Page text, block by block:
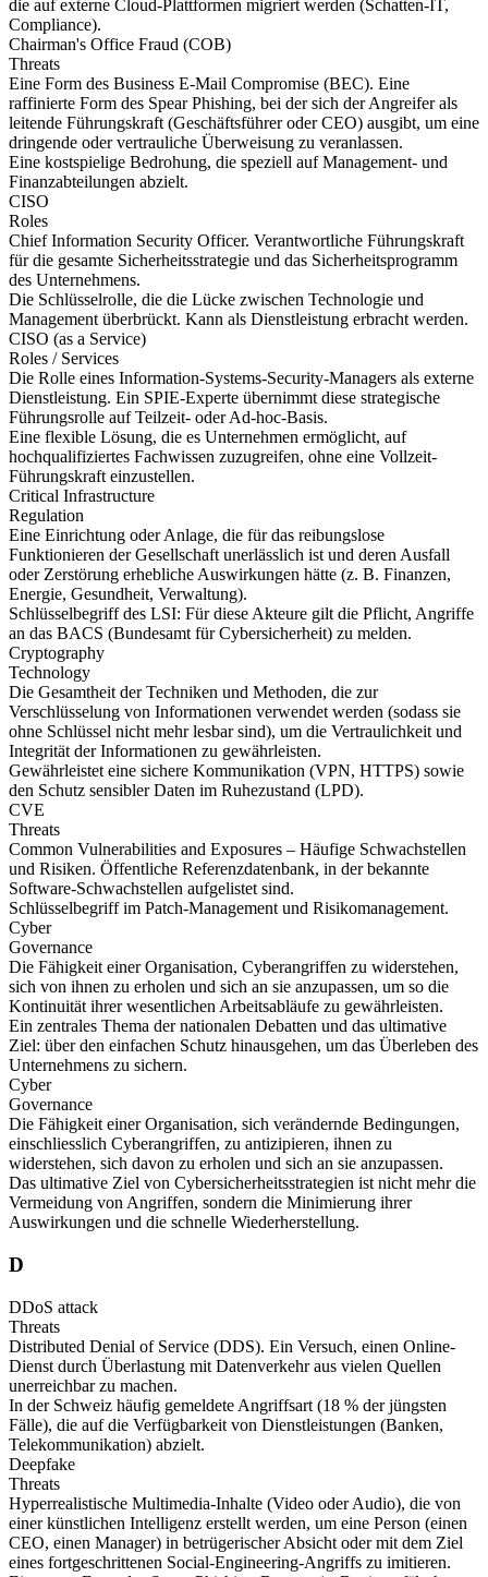
die auf externe Cloud-Plattformen migriert werden (Schatten-IT,
Compliance).
Chairman's Office Fraud (COB)
Threats
Eine Form des Business E-Mail Compromise (BEC). Eine
raffinierte Form des Spear Phishing, bei der sich der Angreifer als
leitende Führungskraft (Geschäftsführer oder CEO) ausgibt, um eine
dringende oder vertrauliche Überweisung zu veranlassen.
Eine kostspielige Bedrohung, die speziell auf Management- und
Finanzabteilungen abzielt.
CISO
Roles
Chief Information Security Officer. Verantwortliche Führungskraft
für die gesamte Sicherheitsstrategie und das Sicherheitsprogramm
des Unternehmens.
Die Schlüsselrolle, die die Lücke zwischen Technologie und
Management überbrückt. Kann als Dienstleistung erbracht werden.
CISO (as a Service)
Roles / Services
Die Rolle eines Information-Systems-Security-Managers als externe
Dienstleistung. Ein SPIE-Experte übernimmt diese strategische
Führungsrolle auf Teilzeit- oder Ad-hoc-Basis.
Eine flexible Lösung, die es Unternehmen ermöglicht, auf
hochqualifiziertes Fachwissen zuzugreifen, ohne eine Vollzeit-
Führungskraft einzustellen.
Critical Infrastructure
Regulation
Eine Einrichtung oder Anlage, die für das reibungslose
Funktionieren der Gesellschaft unerlässlich ist und deren Ausfall
oder Zerstörung erhebliche Auswirkungen hätte (z. B. Finanzen,
Energie, Gesundheit, Verwaltung).
Schlüsselbegriff des LSI: Für diese Akteure gilt die Pflicht, Angriffe
an das BACS (Bundesamt für Cybersicherheit) zu melden.
Cryptography
Technology
Die Gesamtheit der Techniken und Methoden, die zur
Verschlüsselung von Informationen verwendet werden (sodass sie
ohne Schlüssel nicht mehr lesbar sind), um die Vertraulichkeit und
Integrität der Informationen zu gewährleisten.
Gewährleistet eine sichere Kommunikation (VPN, HTTPS) sowie
den Schutz sensibler Daten im Ruhezustand (LPD).
CVE
Threats
Common Vulnerabilities and Exposures – Häufige Schwachstellen
und Risiken. Öffentliche Referenzdatenbank, in der bekannte
Software-Schwachstellen aufgelistet sind.
Schlüsselbegriff im Patch-Management und Risikomanagement.
Cyber
Governance
Die Fähigkeit einer Organisation, Cyberangriffen zu widerstehen,
sich von ihnen zu erholen und sich an sie anzupassen, um so die
Kontinuität ihrer wesentlichen Arbeitsabläufe zu gewährleisten.
Ein zentrales Thema der nationalen Debatten und das ultimative
Ziel: über den einfachen Schutz hinausgehen, um das Überleben des
Unternehmens zu sichern.
Cyber
Governance
Die Fähigkeit einer Organisation, sich verändernde Bedingungen,
einschliesslich Cyberangriffen, zu antizipieren, ihnen zu
widerstehen, sich davon zu erholen und sich an sie anzupassen.
Das ultimative Ziel von Cybersicherheitsstrategien ist nicht mehr die
Vermeidung von Angriffen, sondern die Minimierung ihrer
Auswirkungen und die schnelle Wiederherstellung.
D
DDoS attack
Threats
Distributed Denial of Service (DDS). Ein Versuch, einen Online-
Dienst durch Überlastung mit Datenverkehr aus vielen Quellen
unerreichbar zu machen.
In der Schweiz häufig gemeldete Angriffsart (18 % der jüngsten
Fälle), die auf die Verfügbarkeit von Dienstleistungen (Banken,
Telekommunikation) abzielt.
Deepfake
Threats
Hyperrealistische Multimedia-Inhalte (Video oder Audio), die von
einer künstlichen Intelligenz erstellt werden, um eine Person (einen
CEO, einen Manager) in betrügerischer Absicht oder mit dem Ziel
eines fortgeschrittenen Social-Engineering-Angriffs zu imitieren.